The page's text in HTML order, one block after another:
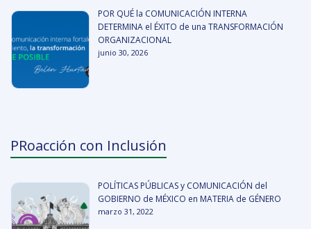
POR QUÉ la COMUNICACIÓN INTERNA
DETERMINA el ÉXITO de una TRANSFORMACIÓN
ORGANIZACIONAL
junio 30, 2026
PRoacción con Inclusión
POLÍTICAS PÚBLICAS y COMUNICACIÓN del
GOBIERNO de MÉXICO en MATERIA de GÉNERO
marzo 31, 2022